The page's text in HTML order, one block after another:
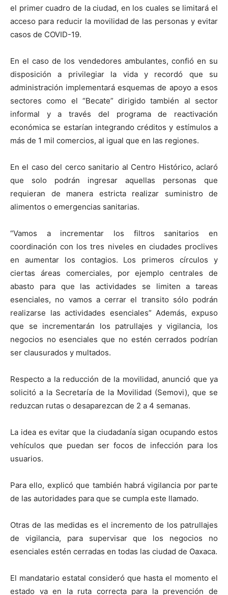
el primer cuadro de la ciudad, en los cuales se limitará el
acceso para reducir la movilidad de las personas y evitar
casos de COVID-19.
En el caso de los vendedores ambulantes, confió en su
disposición a privilegiar la vida y recordó que su
administración implementará esquemas de apoyo a esos
sectores como el “Becate” dirigido también al sector
informal y a través del programa de reactivación
económica se estarían integrando créditos y estímulos a
más de 1 mil comercios, al igual que en las regiones.
En el caso del cerco sanitario al Centro Histórico, aclaró
que solo podrán ingresar aquellas personas que
requieran de manera estricta realizar suministro de
alimentos o emergencias sanitarias.
“Vamos a incrementar los filtros sanitarios en
coordinación con los tres niveles en ciudades proclives
en aumentar los contagios. Los primeros círculos y
ciertas áreas comerciales, por ejemplo centrales de
abasto para que las actividades se limiten a tareas
esenciales, no vamos a cerrar el transito sólo podrán
realizarse las actividades esenciales” Además, expuso
que se incrementarán los patrullajes y vigilancia, los
negocios no esenciales que no estén cerrados podrían
ser clausurados y multados.
Respecto a la reducción de la movilidad, anunció que ya
solicitó a la Secretaría de la Movilidad (Semovi), que se
reduzcan rutas o desaparezcan de 2 a 4 semanas.
La idea es evitar que la ciudadanía sigan ocupando estos
vehículos que puedan ser focos de infección para los
usuarios.
Para ello, explicó que también habrá vigilancia por parte
de las autoridades para que se cumpla este llamado.
Otras de las medidas es el incremento de los patrullajes
de vigilancia, para supervisar que los negocios no
esenciales estén cerradas en todas las ciudad de Oaxaca.
El mandatario estatal consideró que hasta el momento el
estado va en la ruta correcta para la prevención de